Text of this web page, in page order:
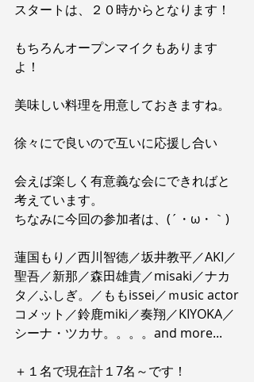
スタートは、２０時からとなります！
もちろんオープンマイクもあります
よ！
美味しい料理を用意しておきますね。
徐々にで良いので互いに応援し合い
会えば楽しく有意義な会にできればと
考えています。
ちなみに今回の参加者は、(´・ω・｀)
蓮国もり／西川智徳／坂井教平／AKI／
聖吾／新那／森田雄貴／misaki／ナカ
タ／ふしぎ。／ももissei／ｍusic actor
コメット／鈴鹿miki／奏翔／KIYOKA／
シーナ・ツカサ。。。。and more...
＋１名で現在計１7名～です！